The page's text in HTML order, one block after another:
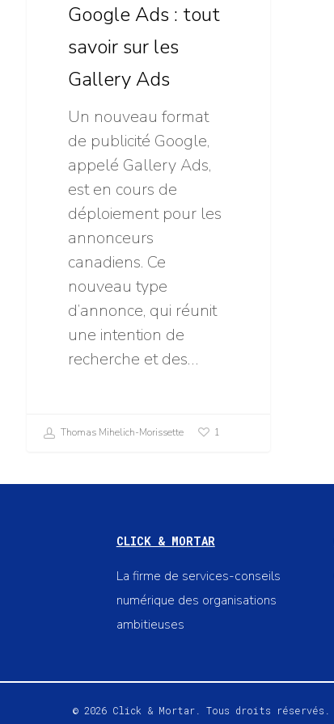
Gallery
Google Ads : tout
savoir sur les
Gallery Ads
Un nouveau format
de publicité Google,
appelé Gallery Ads,
est en cours de
déploiement pour les
annonceurs
canadiens. Ce
nouveau type
d’annonce, qui réunit
une intention de
recherche et des…
Thomas Mihelich-Morissette 1
CLICK & MORTAR
La firme de services-conseils
numérique des organisations
ambitieuses
© 2026 Click & Mortar. Tous droits réservés.